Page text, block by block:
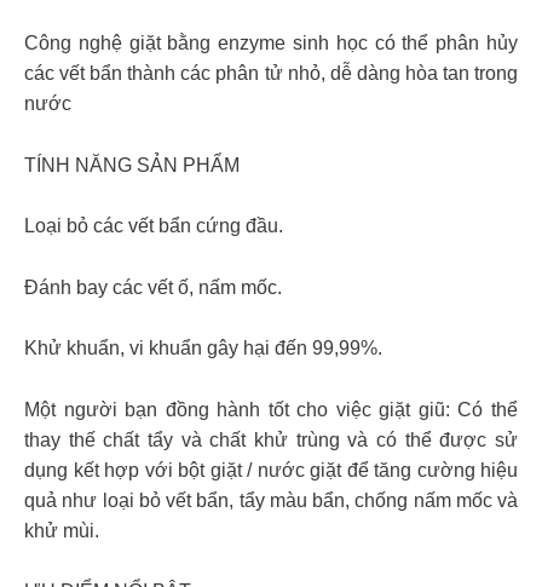
Công nghệ giặt bằng enzyme sinh học có thể phân hủy
các vết bẩn thành các phân tử nhỏ, dễ dàng hòa tan trong
nước
TÍNH NĂNG SẢN PHẨM
Loại bỏ các vết bẩn cứng đầu.
Đánh bay các vết ố, nấm mốc.
Khử khuẩn, vi khuẩn gây hại đến 99,99%.
Một người bạn đồng hành tốt cho việc giặt giũ: Có thể
thay thế chất tẩy và chất khử trùng và có thể được sử
dụng kết hợp với bột giặt / nước giặt để tăng cường hiệu
quả như loại bỏ vết bẩn, tẩy màu bẩn, chống nấm mốc và
khử mùi.